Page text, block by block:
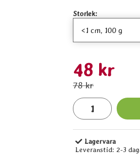
Storlek:
rea pris
48 kr
tidigare pris
78 kr
antal
Tillgänglighet:
Lagervara
Leveranstid: 2-3